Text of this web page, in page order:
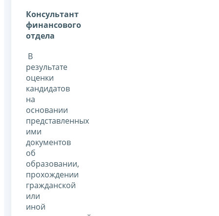
Консультант
финансового
отдела
В
результате
оценки
кандидатов
на
основании
представленных
ими
документов
об
образовании,
прохождении
гражданской
или
иной